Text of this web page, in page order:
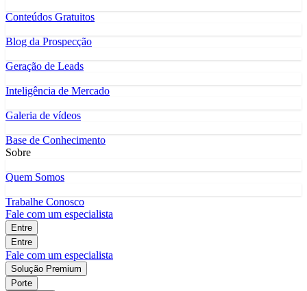
Conteúdos Gratuitos
Blog da Prospecção
Geração de Leads
Inteligência de Mercado
Galeria de vídeos
Base de Conhecimento
Sobre
Quem Somos
Trabalhe Conosco
Fale com um especialista
Entre
Entre
Fale com um especialista
Solução Premium
Porte